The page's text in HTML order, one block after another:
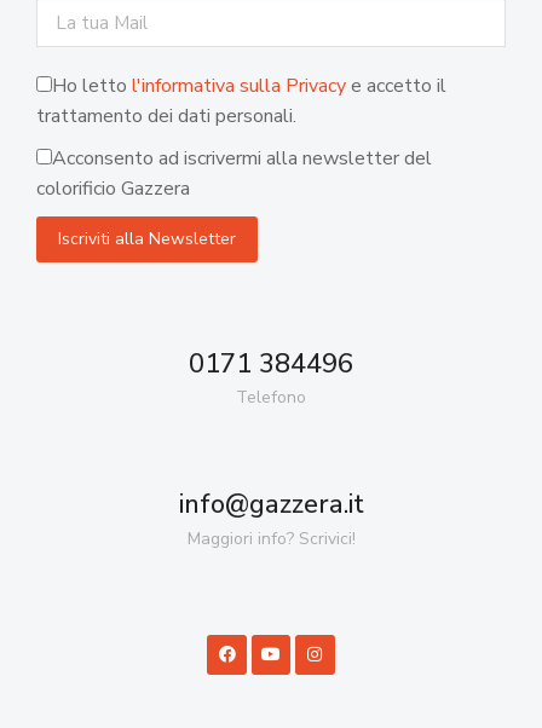
Ho letto l'informativa sulla Privacye accetto il
trattamento dei dati personali.
Acconsento ad iscrivermi alla newsletter del
colorificio Gazzera
0171 384496
Telefono
info@gazzera.it
Maggiori info? Scrivici!